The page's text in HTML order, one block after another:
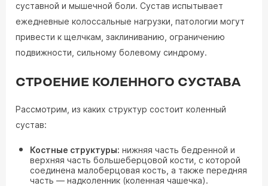
суставной и мышечной боли. Сустав испытывает
ежедневные колоссальные нагрузки, патологии могут
привести к щелчкам, заклиниванию, ограничению
подвижности, сильному болевому синдрому.
СТРОЕНИЕ КОЛЕННОГО СУСТАВА
Рассмотрим, из каких структур состоит коленный
сустав:
Костные структуры: нижняя часть бедренной и
верхняя часть большеберцовой кости, с которой
соединена малоберцовая кость, а также передняя
часть — надколенник (коленная чашечка).